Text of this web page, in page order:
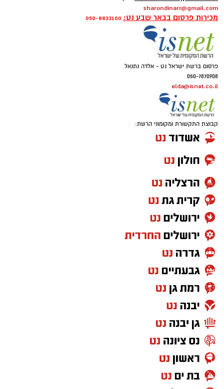
sharondinarr@gmail.com
מכירות פרסום בבאר שבע נט: 050-8833100
פרסום ברשת ישראל נט - אלדה נתנאל
050-7870908
elda@isnet.co.il
קבוצת התקשורת ומקומוני הרשת: